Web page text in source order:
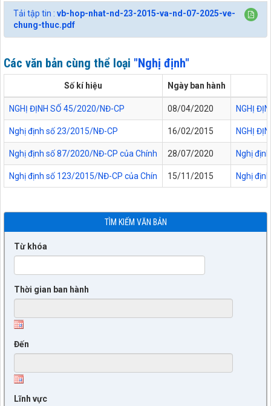
Tải tập tin : vb-hop-nhat-nd-23-2015-va-nd-07-2025-ve-
chung-thuc.pdf
Các văn bản cùng thể loại "Nghị định"
Số kí hiệu Ngày ban hành
NGHỊ ĐỊNH SỐ 45/2020/NĐ-CP 08/04/2020 NGHỊ
Nghị định số 23/2015/NĐ-CP 16/02/2015 NGHỊ
Nghị định số 87/2020/NĐ-CP của Chính 28/07/2020 Nghị
Nghị định số 123/2015/NĐ-CP của Chín 15/11/2015 Nghị
TÌM KIẾM VĂN BẢN
Từ khóa
Thời gian ban hành
Đến
Lĩnh vực